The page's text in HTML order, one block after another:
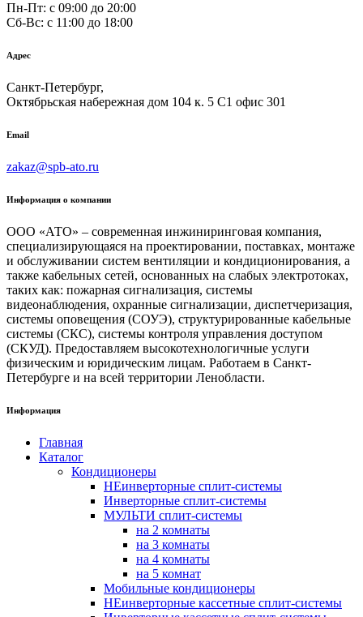
Пн-Пт: с 09:00 до 20:00
Сб-Вс: c 11:00 до 18:00
Адрес
Санкт-Петербург,
Октябрьская набережная дом 104 к. 5 С1 офис 301
Email
zakaz@spb-ato.ru
Информация о компании
ООО «АТО» – современная инжиниринговая компания,
специализирующаяся на проектировании, поставках, монтаже
и обслуживании систем вентиляции и кондиционирования, а
также кабельных сетей, основанных на слабых электротоках,
таких как: пожарная сигнализация, системы
видеонаблюдения, охранные сигнализации, диспетчеризация,
системы оповещения (СОУЭ), структурированные кабельные
системы (СКС), системы контроля управления доступом
(СКУД). Предоставляем высокотехнологичные услуги
физическим и юридическим лицам. Работаем в Санкт-
Петербурге и на всей территории Ленобласти.
Информация
Главная
Каталог
Кондиционеры
НЕинверторные сплит-системы
Инверторные сплит-системы
МУЛЬТИ сплит-системы
на 2 комнаты
на 3 комнаты
на 4 комнаты
на 5 комнат
Мобильные кондиционеры
НЕинверторные кассетные сплит-системы